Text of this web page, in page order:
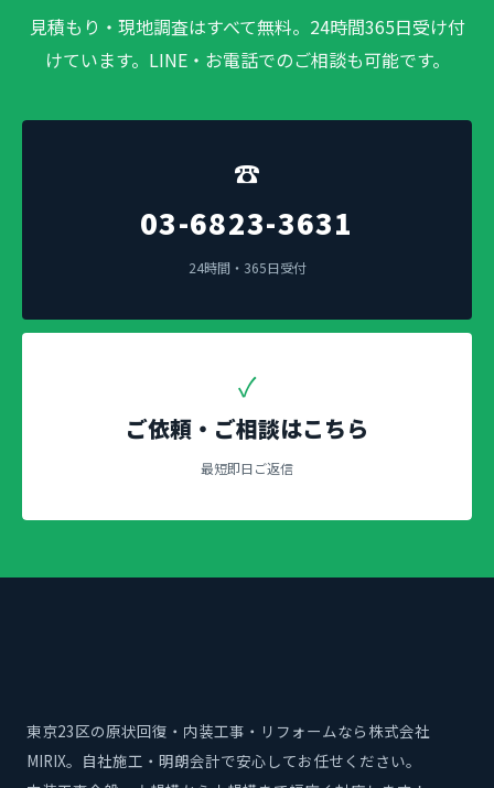
見積もり・現地調査はすべて無料。24時間365日受け付
けています。LINE・お電話でのご相談も可能です。
☎
03-6823-3631
24時間・365日受付
✓
ご依頼・ご相談はこちら
最短即日ご返信
東京23区の原状回復・内装工事・リフォームなら株式会社
MIRIX。自社施工・明朗会計で安心してお任せください。